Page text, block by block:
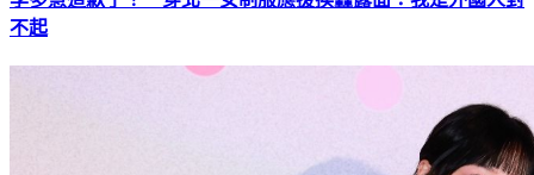
李多慧道歉了！ 穿北一女制服應援挨轟露面：我是外國人對